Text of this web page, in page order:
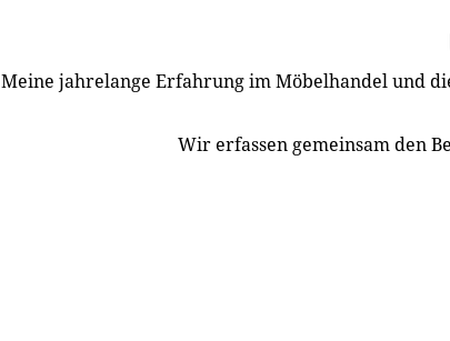
Meine jahrelange Erfahrung im Möbelhandel und
Wir erfassen gemeinsam den